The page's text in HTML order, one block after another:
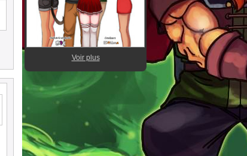
Voir plus